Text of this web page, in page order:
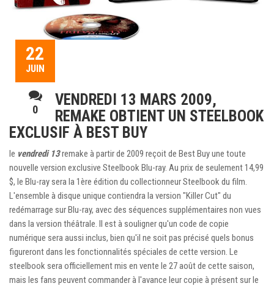
22
JUIN
0
VENDREDI 13 MARS 2009,
REMAKE OBTIENT UN STEELBOOK
EXCLUSIF À BEST BUY
le vendredi 13remake à partir de 2009 reçoit de Best Buy une toute
nouvelle version exclusive Steelbook Blu-ray. Au prix de seulement 14,99
$, le Blu-ray sera la 1ère édition du collectionneur Steelbook du film.
L'ensemble à disque unique contiendra la version "Killer Cut" du
redémarrage sur Blu-ray, avec des séquences supplémentaires non vues
dans la version théâtrale. Il est à souligner qu'un code de copie
numérique sera aussi inclus, bien qu'il ne soit pas précisé quels bonus
figureront dans les fonctionnalités spéciales de cette version. Le
steelbook sera officiellement mis en vente le 27 août de cette saison,
mais les fans peuvent commander à l'avance leur copie à présent sur le